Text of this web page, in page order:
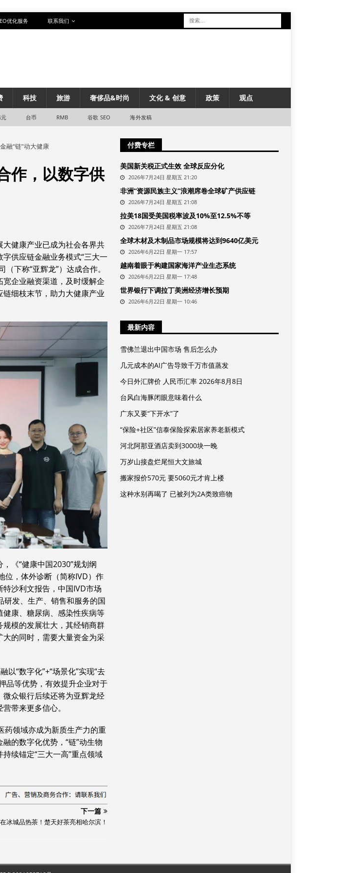
优化服务 联系我们
科技 旅游 奢侈品&时尚 文化 & 创意 政策 观点
台币 RMB 谷歌 SEO 海外发稿
融“链”动大健康
作，以数字供
健康产业已成为社会各界共
供应链金融业务模式“三大一
下称“亚辉龙”）达成合作。
企业融资渠道，及时缓解企
细枝末节，助力大健康产业
《“健康中国2030”规划纲
位，体外诊断（简称IVD）作
沙利文报告，中国IVD市场
发、生产、销售和服务的国
康、糖尿病、感染性疾病等
模的发展壮大，其经销商群
的同时，需要大量资金为采
“数字化”+“场景化”实现“去
品等优势，有效提升企业对于
众银行后续还将为亚辉龙经
带来更多信心。
药领域亦成为新质生产力的重
的数字化优势，“链”动生物
续锚定“三大一高”重点领域
下一篇
在冰城品热茶！楚天好茶亮相哈尔滨！
付费专栏
美国新关税正式生效 全球反应分化
2026年7月24日 星期五 21:20
非洲“资源民族主义”浪潮席卷全球矿产供应链
2026年7月24日 星期五 21:08
拉美18国受美国税率波及10%至12.5%不等
2026年7月24日 星期五 21:08
全球木材及木制品市场规模将达到9640亿美元
2026年6月22日 星期一 17:57
越南着眼于构建国家海洋产业生态系统
2026年6月22日 星期一 17:48
世界银行下调拉丁美洲经济增长预期
2026年6月22日 星期一 10:46
最新内容
雪佛兰退出中国市场 售后怎么办
几元成本的AI广告导致千万市值蒸发
今日外汇牌价 人民币汇率 2026年8月8日
台风白海豚闭眼意味着什么
广东又要“下开水”了
“保险+社区”信泰保险探索居家养老新模式
河北阿那亚酒店卖到3000块一晚
万岁山接盘烂尾恒大文旅城
搬家报价570元 要5060元才肯上楼
这种水别再喝了 已被列为2A类致癌物